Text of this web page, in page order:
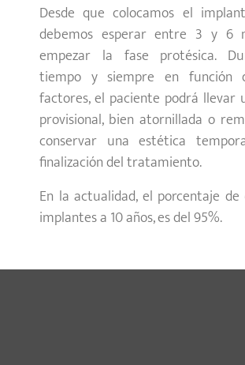
Desde que colocamos el
debemos esperar entre 3 y 6
empezar la fase protésica.
tiempo y siempre en función
factores, el paciente podrá llevar
provisional, bien atornillada o
conservar una estética
finalización del tratamiento.
En la actualidad, el porcentaje
implantes a 10 años, es del 95%.